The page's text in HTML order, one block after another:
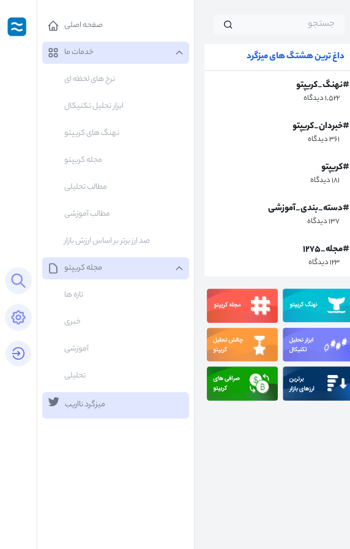
Open search panel
Open settings panel
login button
صفحه اصلی
خدمات ما
نرخ های لحظه ای
ابزار تحلیل تکنیکال
نهنگ های کریپتو
مجله کریپتو
مطالب تحلیلی
مطالب آموزشی
صد ارز برتر بر اساس ارزش بازار
مجله کریپتو
تازه ها
خبری
آموزشی
تحلیلی
میزگرد نااریب
داغ ترین هشتگ های میزگرد
#نهنگ_کریپتو
۱,۵۲۲ دیدگاه
#خبردان_کریپتو
۳۶۱ دیدگاه
#کریپتو
۱۸۱ دیدگاه
#دسته_بندی_آموزشی
۱۳۷ دیدگاه
#مجله_۱۲۷۵
۱۲۳ دیدگاه